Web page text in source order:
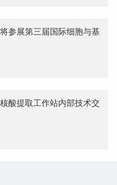
参展第三届国际细胞与基
酸提取工作站内部技术交